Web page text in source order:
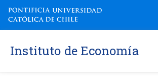
Instituto de Economía